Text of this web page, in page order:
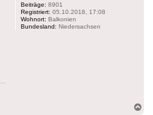
Beiträge: 8901
Registriert: 05.10.2018, 17:08
Wohnort: Balkonien
Bundesland: Niedersachsen